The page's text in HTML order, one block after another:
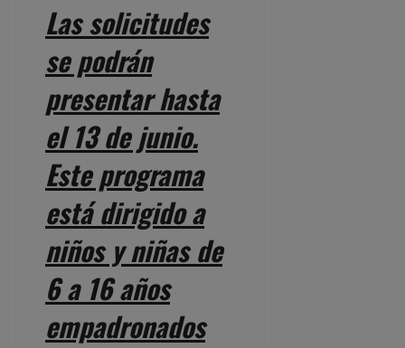
Las solicitudes
se podrán
presentar hasta
el 13 de junio.
Este programa
está dirigido a
niños y niñas de
6 a 16 años
empadronados